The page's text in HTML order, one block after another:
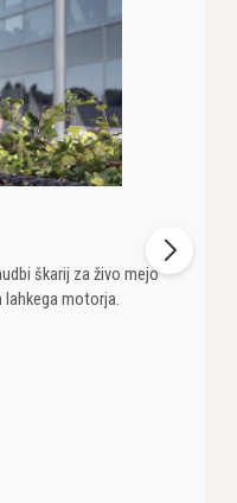
škarij za živo mejo
motorja.